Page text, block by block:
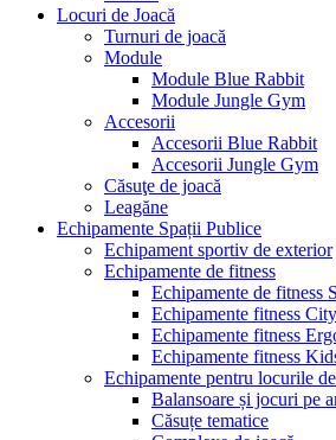
Locuri de Joacă
Turnuri de joacă
Module
Module Blue Rabbit
Module Jungle Gym
Accesorii
Accesorii Blue Rabbit
Accesorii Jungle Gym
Căsuţe de joacă
Leagăne
Echipamente Spații Publice
Echipament sportiv de exterior
Echipamente de fitness
Echipamente de fitness
Echipamente fitness City
Echipamente fitness
Echipamente fitness
Echipamente pentru locurile
Balansoare și jocuri pe
Căsuțe tematice